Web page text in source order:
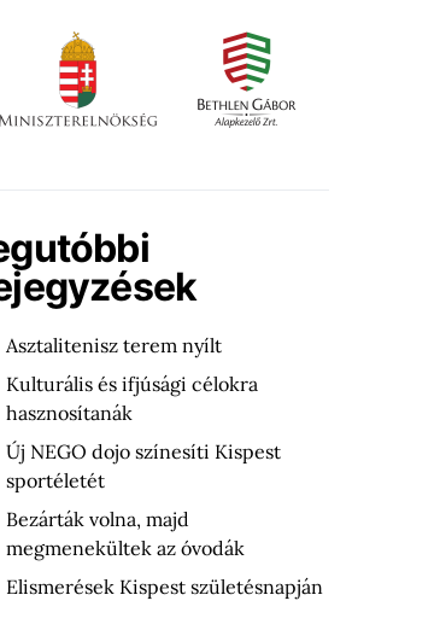
Asztalitenisz terem nyílt
Kulturális és ifjúsági célokra
hasznosítanák
Új NEGO dojo színesíti Kispest
sportéletét
Bezárták volna, majd
megmenekültek az óvodák
Elismerések Kispest születésnapján